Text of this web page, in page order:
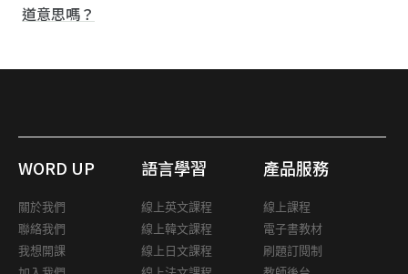
道意思嗎？
WORD UP
關於我們
聯絡我們
我想開課
語言學習
線上英文課程
線上韓文課程
線上日文課程
產品服務
線上課程
電子書教材
刷題訂閱制